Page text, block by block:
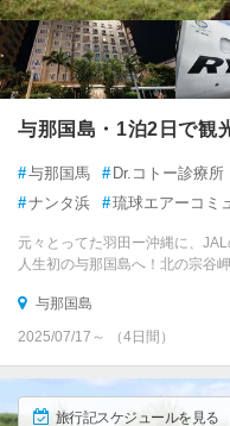
与那国島・1泊2日で観
#与那国馬 # Dr.コトー診療所
#ナンタ浜 #琉球エアーコミ
元々とってた羽田ー沖縄に、
人生初の与那国島へ！北の宗谷岬
与那国島
2025/07/17～ （4日間）
旅行記スケジュールを見る